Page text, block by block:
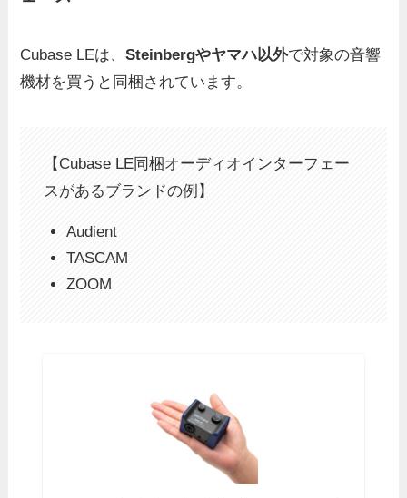
Cubase LEは、Steinbergやヤマハ以外で対象の音響
機材を買うと同梱されています。
【Cubase LE同梱オーディオインターフェー
スがあるブランドの例】
Audient
TASCAM
ZOOM